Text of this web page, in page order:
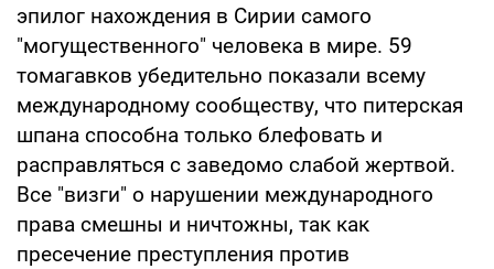
эпилог нахождения в Сирии самого
"могущественного" человека в мире. 59
томагавков убедительно показали всему
международному сообществу, что питерская
шпана способна только блефовать и
расправляться с заведомо слабой жертвой.
Все "визги" о нарушении международного
права смешны и ничтожны, так как
пресечение преступления против